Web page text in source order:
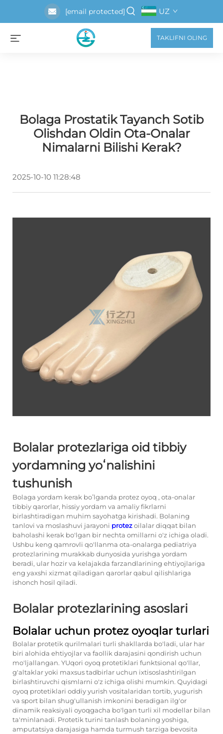
[email protected] UZ
TAKLIFNI OLING
Bolaga Prostatik Tayanch Sotib
Olishdan Oldin Ota-Onalar
Nimalarni Bilishi Kerak?
2025-10-10 11:28:48
Bolalar protezlariga oid tibbiy
yordamning yoʻnalishini
tushunish
Bolaga yordam kerak boʻlganda protez oyoq , ota-onalar
tibbiy qarorlar, hissiy yordam va amaliy fikrlarni
birlashtiradigan muhim sayohatga kirishadi. Bolaning
tanlovi va moslashuvi jarayoni protezoilalar diqqat bilan
baholashi kerak bo'lgan bir nechta omillarni o'z ichiga oladi.
Ushbu keng qamrovli qo'llanma ota-onalarga pediatriya
protezlarining murakkab dunyosida yurishga yordam
beradi, ular hozir va kelajakda farzandlarining ehtiyojlariga
eng yaxshi xizmat qiladigan qarorlar qabul qilishlariga
ishonch hosil qiladi.
Bolalar protezlarining asoslari
Bolalar uchun protez oyoqlar turlari
Bolalar protetik qurilmalari turli shakllarda bo'ladi, ular har
biri alohida ehtiyojlar va faollik darajasini qondirish uchun
mo'ljallangan. YUqori oyoq protetiklari funktsional qo'llar,
g'altaklar yoki maxsus tadbirlar uchun ixtisoslashtirilgan
birlashtiruvchi qismlarni o'z ichiga olishi mumkin. Quyidagi
oyoq protetiklari oddiy yurish vositalaridan tortib, yugurish
va sport bilan shug'ullanish imkonini beradigan ilg'or
dinamik reaksiyali oyoqgacha bo'lgan turli xil modellar bilan
ta'minlanadi. Protetik turini tanlash bolaning yoshiga,
amputatsiya darajasiga hamda turmush tarziga bevosita